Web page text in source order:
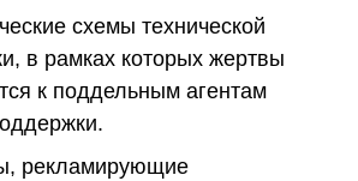
схемы технической
в рамках которых жертвы
к поддельным агентам
рекламирующие